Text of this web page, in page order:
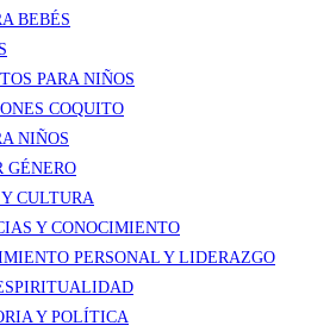
BEBÉS
PARA NIÑOS
COQUITO
NIÑOS
GÉNERO
CULTURA
Y CONOCIMIENTO
PERSONAL Y LIDERAZGO
Y POLÍTICA